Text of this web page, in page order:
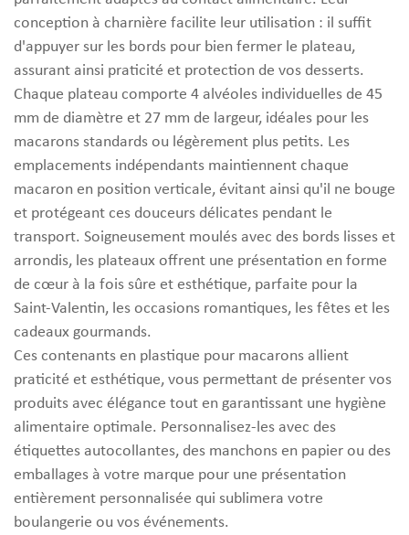
conception à charnière facilite leur utilisation : il suffit
d'appuyer sur les bords pour bien fermer le plateau,
assurant ainsi praticité et protection de vos desserts.
Chaque plateau comporte 4 alvéoles individuelles de 45
mm de diamètre et 27 mm de largeur, idéales pour les
macarons standards ou légèrement plus petits. Les
emplacements indépendants maintiennent chaque
macaron en position verticale, évitant ainsi qu'il ne bouge
et protégeant ces douceurs délicates pendant le
transport. Soigneusement moulés avec des bords lisses et
arrondis, les plateaux offrent une présentation en forme
de cœur à la fois sûre et esthétique, parfaite pour la
Saint-Valentin, les occasions romantiques, les fêtes et les
cadeaux gourmands.
Ces contenants en plastique pour macarons allient
praticité et esthétique, vous permettant de présenter vos
produits avec élégance tout en garantissant une hygiène
alimentaire optimale. Personnalisez-les avec des
étiquettes autocollantes, des manchons en papier ou des
emballages à votre marque pour une présentation
entièrement personnalisée qui sublimera votre
boulangerie ou vos événements.